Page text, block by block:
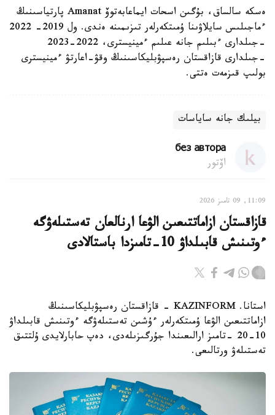
ەسكە سالساق، بۇگىن اسحات ايماعابەتوۆ Amanat پارتياسىنىڭ
ءماجىلىس سايلاۋىنا ۇمىتكەرلەر تىزىمىنە ەندى. ول 2019- 2022
-جىلدارى ءبىلىم جانە عىلىم ءمينيسترى، 2022-2023
-جىلدارى قازاقستان رەسپۋبليكاسىنىڭ وقۋ-اعارتۋ ءمينيسترى
بولىپ قىزمەت ەتتى.
بيلىك جانە ساياسات
без автора
اۆتور
11:09, 09 تامىز 2026
قازاقستان ازاماتتىعىن الۋعا ارنالعان تەستىلەۋگە
ءوتىنىش قابىلداۋ 10-تامىزدا باستالادى
استانا. KAZINFORM - قازاقستان رەسپۋبليكاسىنىڭ
ازاماتتىعىن الۋعا ۇمىتكەرلەر ءۇشىن تەستىلەۋگە ءوتىنىش قابىلداۋ
10-20 -تامىز ارالىعىندا جۇرگىزىلەدى، دەپ حابارلايدى ۇلتتىق
تەستىلەۋ ورتالىعى.